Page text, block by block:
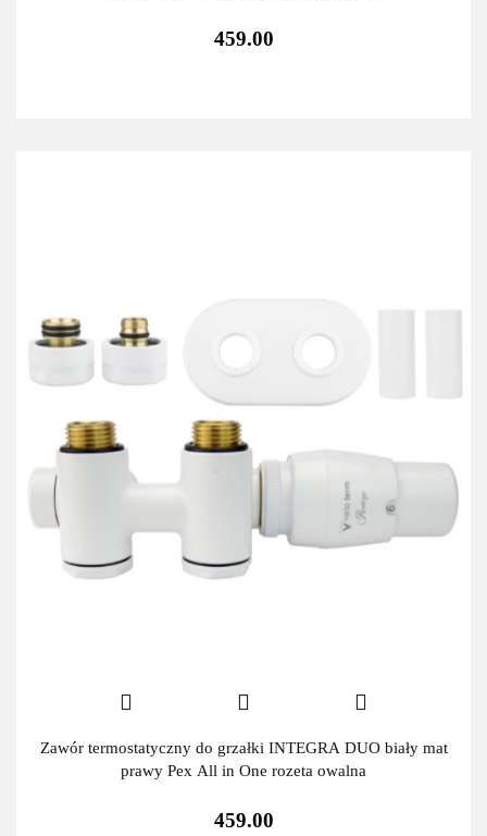
459.00
Zawór termostatyczny do grzałki INTEGRA DUO biały mat
prawy Pex All in One rozeta owalna
459.00